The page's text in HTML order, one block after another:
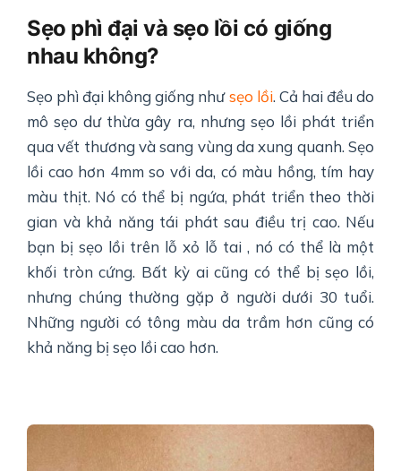
Sẹo phì đại và sẹo lồi có giống
nhau không?
Sẹo phì đại không giống nhưsẹo lồi. Cả hai đều do
mô sẹo dư thừa gây ra, nhưng sẹo lồi phát triển
qua vết thương và sang vùng da xung quanh. Sẹo
lồi cao hơn 4mm so với da, có màu hồng, tím hay
màu thịt. Nó có thể bị ngứa, phát triển theo thời
gian và khả năng tái phát sau điều trị cao. Nếu
bạn bị sẹo lồi trên lỗ xỏ lỗ tai , nó có thể là một
khối tròn cứng. Bất kỳ ai cũng có thể bị sẹo lồi,
nhưng chúng thường gặp ở người dưới 30 tuổi.
Những người có tông màu da trầm hơn cũng có
khả năng bị sẹo lồi cao hơn.